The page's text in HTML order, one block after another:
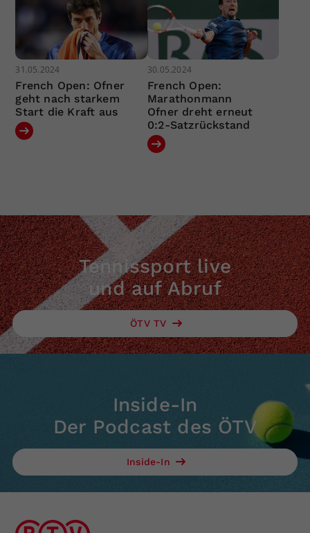
31.05.2024
French Open: Ofner
geht nach starkem
Start die Kraft aus
30.05.2024
French Open:
Marathonmann
Ofner dreht erneut
0:2-Satzrückstand
Tennissport live
und auf Abruf
ÖTV TV
Inside-In
Der Podcast des ÖTV
Inside-In